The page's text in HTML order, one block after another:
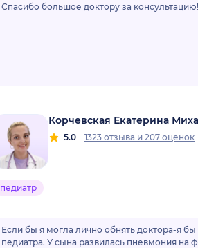
Спасибо большое доктору за
Корчевская Екатерина
5.0 1323 отзыва и 207 оценок
педиатр
Если бы я могла лично обнять доктора-я
педиатра. У сына развилась пневмония на